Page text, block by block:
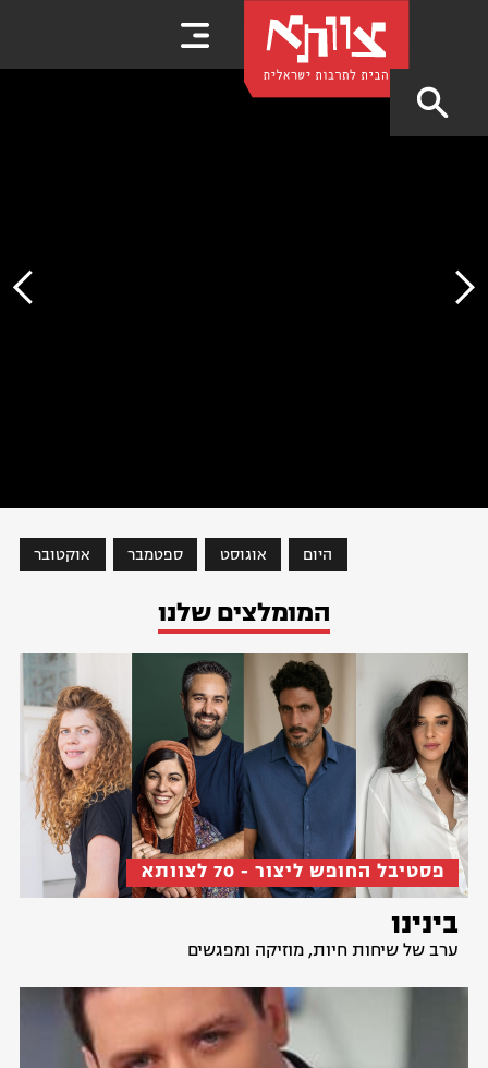
המומלצים שלנו
אוקטובר ספטמבר אוגוסט היום
פסטיבל החופש ליצור - 70 לצוותא
בינינו
ערב של שיחות חיות, מוזיקה ומפגשים